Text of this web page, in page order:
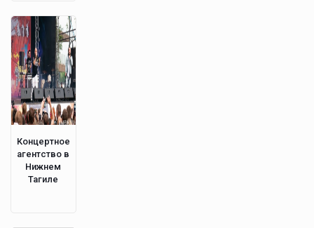
Концертное
агентство в
Нижнем
Тагиле